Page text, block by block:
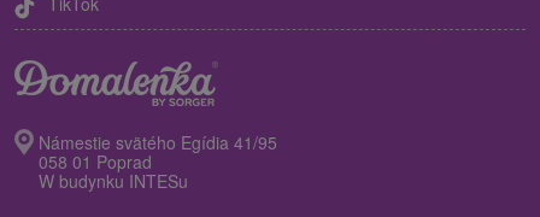
Námestie svätého Egídia 41/95
058 01 Poprad
W budynku INTESu